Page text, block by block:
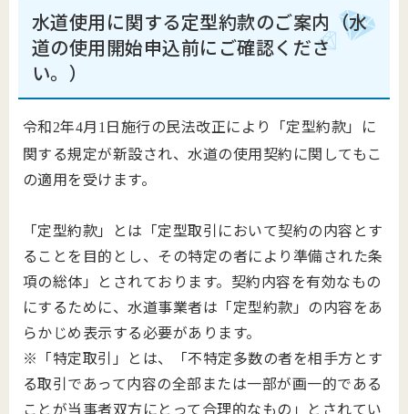
水道使用に関する定型約款のご案内（水
道の使用開始申込前にご確認くださ
い。）
令和2年4月 1 日施行の民法改正により「定型約款」に
関する規定が新設され、水道の使用契約に関してもこ
の適用を受けます。
「定型約款」とは「定型取引において契約の内容とす
ることを目的とし、その特定の者により準備された条
項の総体」とされております。契約内容を有効なもの
にするために、水道事業者は「定型約款」の内容をあ
らかじめ表示する必要があります。
※「特定取引」とは、「不特定多数の者を相手方とす
る取引であって内容の全部または一部が画一的である
ことが当事者双方にとって合理的なもの」とされてい